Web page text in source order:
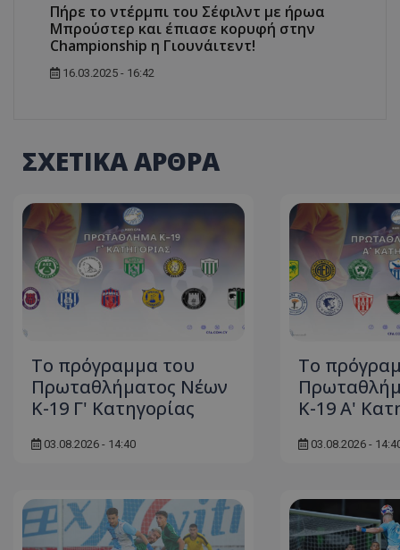
Πήρε το ντέρμπι του Σέφιλντ με ήρωα
Μπρούστερ και έπιασε κορυφή στην
Championship η Γιουνάιτεντ!
16.03.2025 - 16:42
ΣΧΕΤΙΚΑ ΑΡΘΡΑ
Το πρόγραμμα του
Πρωταθλήματος Νέων
Κ-19 Γ' Κατηγορίας
03.08.2026 - 14:40
Το
Κ-19 Α'
03.08.2026 -